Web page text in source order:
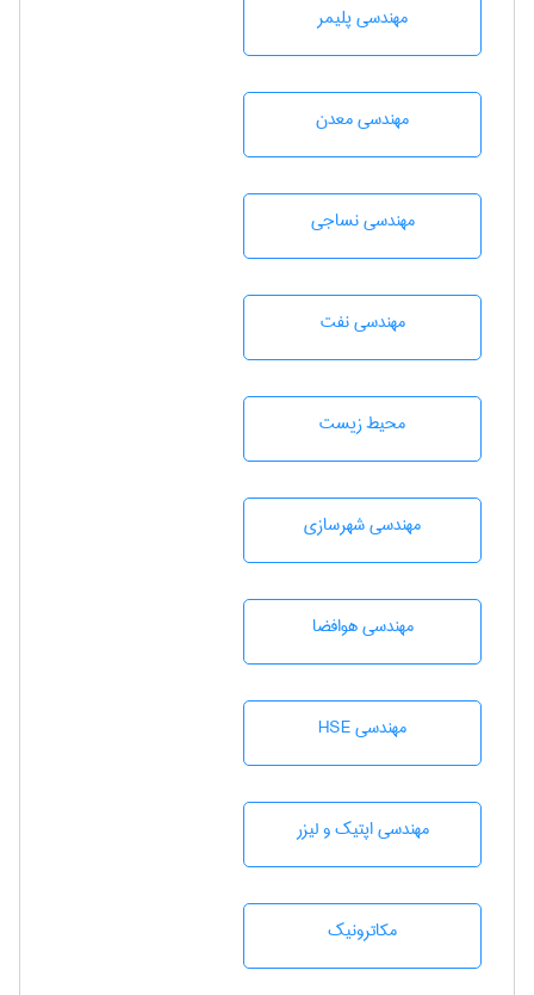
مهندسی پليمر
مهندسی معدن
مهندسي نساجی
مهندسی نفت
محيط زيست
مهندسی شهرسازی
مهندسی هوافضا
مهندسی HSE
مهندسی اپتیک و لیزر
مکاترونیک